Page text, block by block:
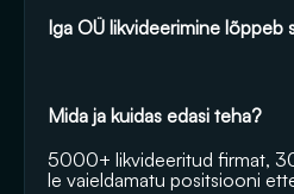
Iga OÜ likvideerimine lõppeb
Mida ja kuidas edasi teha?
5000+ likvideeritud firmat,
le vaieldamatu positsiooni